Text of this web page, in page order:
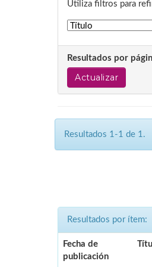
Utiliza filtros para
Resultados por
Resultados 1-1 de 1.
Resultados por ítem:
Fecha de
publicación